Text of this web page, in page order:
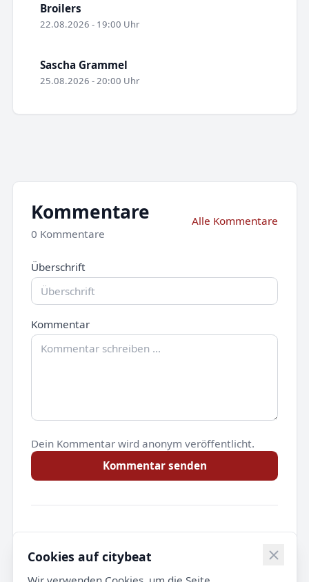
Broilers
22.08.2026 - 19:00 Uhr
Sascha Grammel
25.08.2026 - 20:00 Uhr
Kommentare
0 Kommentare
Alle Kommentare
Überschrift
Kommentar
Dein Kommentar wird anonym veröffentlicht.
Kommentar senden
Noch keine Kommentare.
Cookies auf citybeat